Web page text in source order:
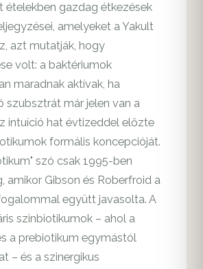
ételekben gazdag étkezések
amelyeket a Yakult
azt mutatják, hogy
volt: a baktériumok
maradnak aktívak, ha
szubsztrát már jelen van a
intuíció hat évtizeddel előzte
formális koncepcióját.
szó csak 1995-ben
amikor Gibson és Roberfroid a
együtt javasolta. A
szinbiotikumok – ahol a
a prebiotikum egymástól
– és a szinergikus